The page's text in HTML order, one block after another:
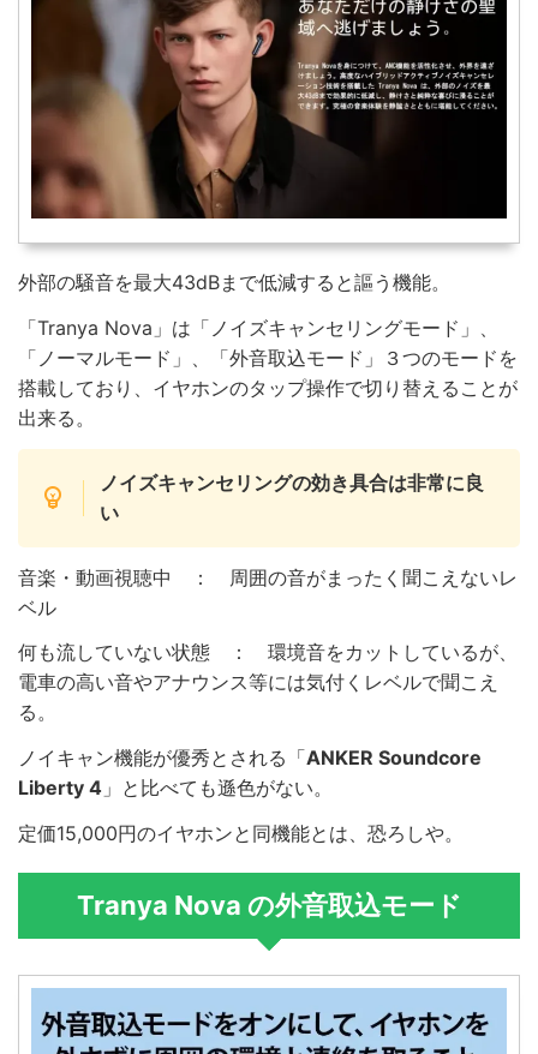
外部の騒音を最大43dBまで低減すると謳う機能。
「Tranya Nova」は「ノイズキャンセリングモード」、
「ノーマルモード」、「外音取込モード」３つのモードを
搭載しており、イヤホンのタップ操作で切り替えることが
出来る。
ノイズキャンセリングの効き具合は非常に良
い
音楽・動画視聴中 ： 周囲の音がまったく聞こえないレ
ベル
何も流していない状態 ： 環境音をカットしているが、
電車の高い音やアナウンス等には気付くレベルで聞こえ
る。
ノイキャン機能が優秀とされる「ANKER Soundcore
Liberty 4 」と比べても遜色がない。
定価15,000円のイヤホンと同機能とは、恐ろしや。
Tranya Nova の外音取込モード